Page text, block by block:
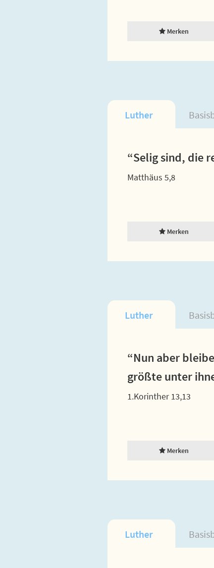
Merken
Luther
“Selig sind, die
Matthäus 5,8
Merken
Luther
“Nun aber
größte unter
1.Korinther 13,13
Merken
Luther